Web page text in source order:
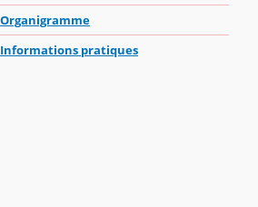
Organigramme
Informations pratiques